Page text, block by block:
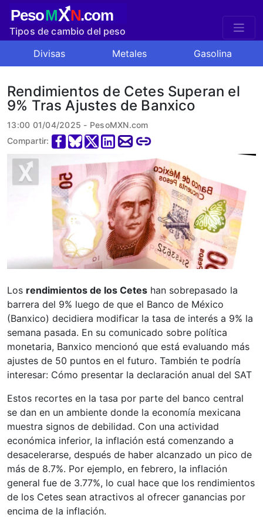
PesoMXN.com
Tipos de cambio del peso
Divisas Metales Gasolina
Rendimientos de Cetes Superan el
9% Tras Ajustes de Banxico
13:00 01/04/2025 - PesoMXN.com
Compartir:
Los rendimientos de los Cetes han sobrepasado la
barrera del 9% luego de que el Banco de México
(Banxico) decidiera modificar la tasa de interés a 9% la
semana pasada. En su comunicado sobre política
monetaria, Banxico mencionó que está evaluando más
ajustes de 50 puntos en el futuro. También te podría
interesar: Cómo presentar la declaración anual del SAT
Estos recortes en la tasa por parte del banco central
se dan en un ambiente donde la economía mexicana
muestra signos de debilidad. Con una actividad
económica inferior, la inflación está comenzando a
desacelerarse, después de haber alcanzado un pico de
más de 8.7%. Por ejemplo, en febrero, la inflación
general fue de 3.77%, lo cual hace que los rendimientos
de los Cetes sean atractivos al ofrecer ganancias por
encima de la inflación.